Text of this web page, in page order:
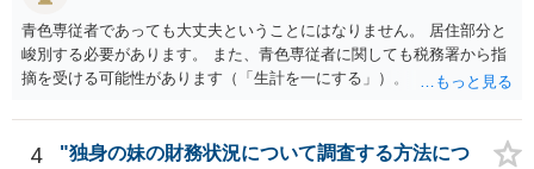
青色専従者であっても大丈夫ということにはなりません。 居住部分と
峻別する必要があります。 また、青色専従者に関しても税務署から指
摘を受ける可能性があります（「生計を一にする」）。
4
"独身の妹の財務状況について調査する方法につ